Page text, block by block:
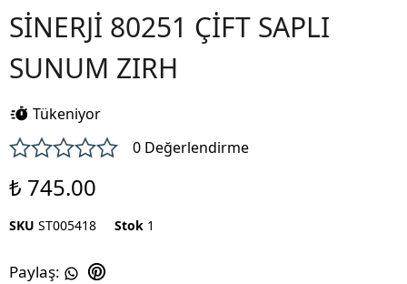
SİNERJİ 80251 ÇİFT SAPLI
SUNUM ZIRH
Tükeniyor
0 Değerlendirme
₺ 745.00
SKU ST005418 Stok 1
Paylaş: